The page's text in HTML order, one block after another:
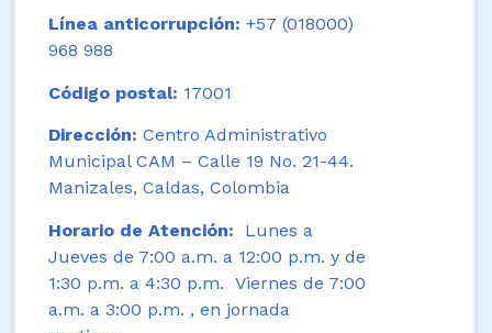
Línea anticorrupción: +57 (018000)
968 988
Código postal: 17001
Dirección: Centro Administrativo
Municipal CAM – Calle 19 No. 21-44.
Manizales, Caldas, Colombia
Horario de Atención: Lunes a
Jueves de 7:00 a.m. a 12:00 p.m. y de
1:30 p.m. a 4:30 p.m. Viernes de 7:00
a.m. a 3:00 p.m. , en jornada